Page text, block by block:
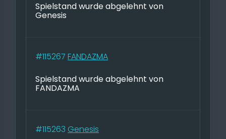
Spielstand wurde abgelehnt von
Genesis
#115267 FANDAZMA
Spielstand wurde abgelehnt von
FANDAZMA
#115263 Genesis